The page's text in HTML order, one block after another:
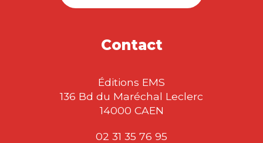
Contact
Éditions EMS
136 Bd du Maréchal Leclerc
14000 CAEN
02 31 35 76 95